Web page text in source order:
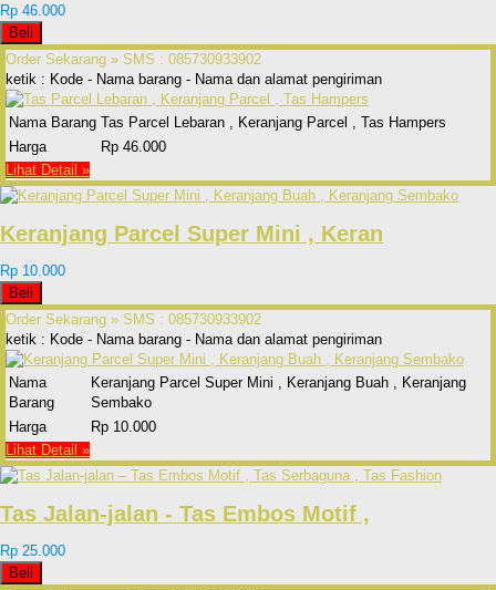
Rp 46.000
Beli
Order Sekarang » SMS : 085730933902
ketik : Kode - Nama barang - Nama dan alamat pengiriman
Nama Barang Tas Parcel Lebaran , Keranjang Parcel , Tas Hampers
Harga
Rp 46.000
Lihat Detail »
Keranjang Parcel Super Mini , Keran
Rp 10.000
Beli
Order Sekarang » SMS : 085730933902
ketik : Kode - Nama barang - Nama dan alamat pengiriman
Nama
Barang
Keranjang Parcel Super Mini , Keranjang Buah , Keranjang
Sembako
Harga
Rp 10.000
Lihat Detail »
Tas Jalan-jalan - Tas Embos Motif ,
Rp 25.000
Beli